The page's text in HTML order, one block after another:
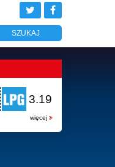
3.19
więcej